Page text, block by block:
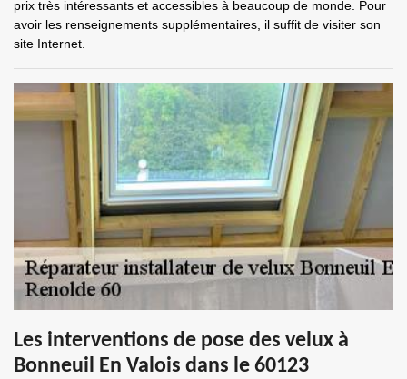
prix très intéressants et accessibles à beaucoup de monde. Pour
avoir les renseignements supplémentaires, il suffit de visiter son
site Internet.
Les interventions de pose des velux à
Bonneuil En Valois dans le 60123